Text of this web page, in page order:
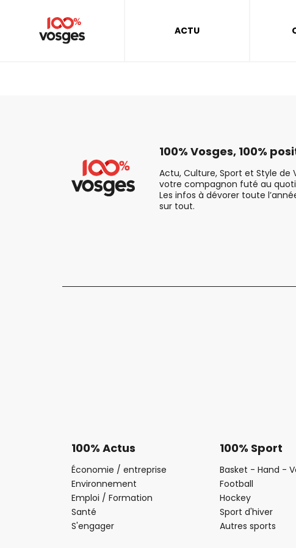
ACTU
100% Vosges, 100%
Actu, Culture, Sport et Style de
votre compagnon futé au
Les infos à dévorer toute
sur tout.
100% Actus
Économie / entreprise
Environnement
Emploi / Formation
Santé
S'engager
100% Sport
Basket - Hand -
Football
Hockey
Sport d'hiver
Autres sports